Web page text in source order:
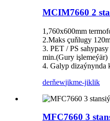
MCIM7660 2
1,760x600mm
2.Maks çuňlugy
3. PET / PS
min.(Gury işlemeýär)
4. Galyp dizaýnynda
derňewjikme-jiklik
MFC7660 3